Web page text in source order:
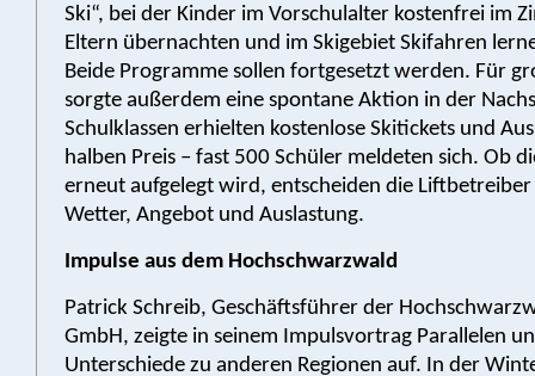
Ski“, bei der Kinder im Vorschulalter kostenfrei im
Eltern übernachten und im Skigebiet Skifahren
Beide Programme sollen fortgesetzt werden. Für
sorgte außerdem eine spontane Aktion in der
Schulklassen erhielten kostenlose Skitickets und
halben Preis – fast 500 Schüler meldeten sich. Ob
erneut aufgelegt wird, entscheiden die
Wetter, Angebot und Auslastung.
Impulse aus dem Hochschwarzwald
Patrick Schreib, Geschäftsführer der
GmbH, zeigte in seinem Impulsvortrag Parallelen
Unterschiede zu anderen Regionen auf. In der